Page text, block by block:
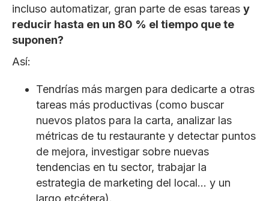
incluso automatizar, gran parte de esas tareas y
reducir hasta en un 80 % el tiempo que te
suponen?
Así:
Tendrías más margen para dedicarte a otras
tareas más productivas (como buscar
nuevos platos para la carta, analizar las
métricas de tu restaurante y detectar puntos
de mejora, investigar sobre nuevas
tendencias en tu sector, trabajar la
estrategia de marketing del local… y un
largo etcétera).